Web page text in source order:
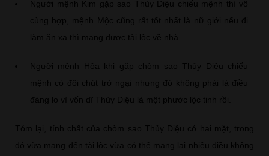
Người mệnh Kim gặp sao Thủy Diệu chiếu mệnh thì vô
cùng hợp, mệnh Mộc cũng rất tốt nhất là nữ giới nếu đi
làm ăn xa thì mang được tài lộc về nhà.
Người mệnh Hỏa khi gặp chòm sao Thủy Diệu chiếu
mệnh có đôi chút trở ngại nhưng đó không phải là điều
đáng lo vì vốn dĩ Thủy Diệu là một phước lộc tinh rồi.
Tóm lại, tính chất của chòm sao Thủy Diệu có hai mặt, trong
đó vừa mang đến tài lộc vừa có thể mang lại nhiều điều không